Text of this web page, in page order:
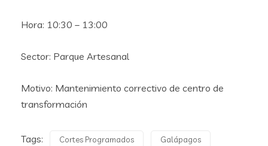
Hora: 10:30 – 13:00
Sector: Parque Artesanal
Motivo: Mantenimiento correctivo de centro de
transformación
Tags: Cortes Programados Galápagos